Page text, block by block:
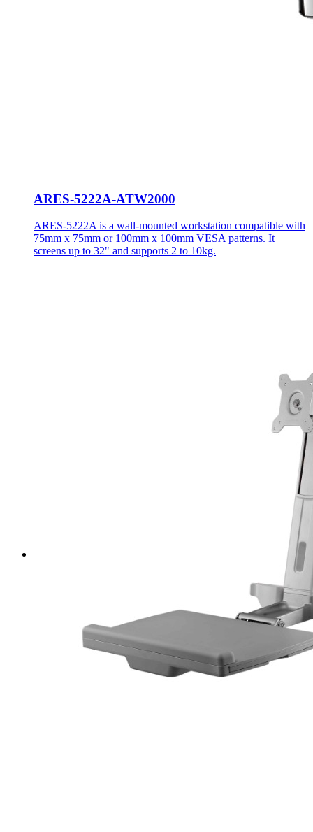
ARES-5222A-ATW2000
ARES-5222A is a wall-mounted workstation compatible with
75mm x 75mm or 100mm x 100mm VESA patterns. It
screens up to 32" and supports 2 to 10kg.